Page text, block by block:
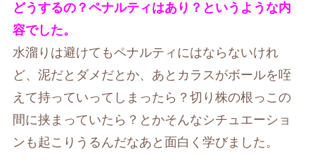
どうするの？ペナルティはあり？というような内
容でした。
水溜りは避けてもペナルティにはならないけれ
ど、泥だとダメだとか、あとカラスがボールを咥
えて持っていってしまったら？切り株の根っこの
間に挟まっていたら？とかそんなシチュエーショ
ンも起こりうるんだなあと面白く学びました。